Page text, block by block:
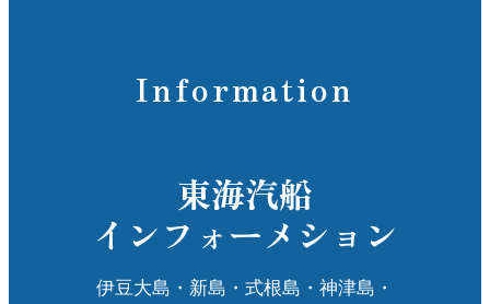
Information
東海汽船
インフォーメション
伊豆大島・新島・式根島・神津島・